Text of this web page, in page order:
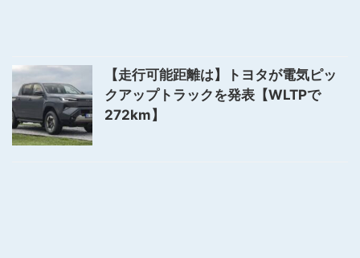
【走行可能距離は】トヨタが電気ピッ
クアップトラックを発表【WLTPで
272km】